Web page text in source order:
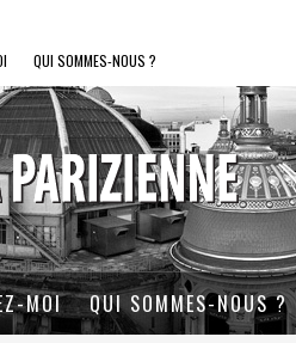
QUI SOMMES-NOUS ?
MOI QUI SOMMES-NOUS ?